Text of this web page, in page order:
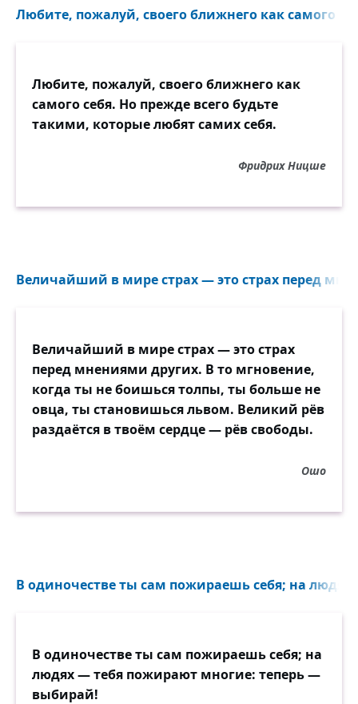
Любите, пожалуй, своего ближнего как самого
Любите, пожалуй, своего ближнего как
самого себя. Но прежде всего будьте
такими, которые любят самих себя.
Фридрих Ницше
Величайший в мире страх — это страх перед
Величайший в мире страх — это страх
перед мнениями других. В то мгновение,
когда ты не боишься толпы, ты больше не
овца, ты становишься львом. Великий рёв
раздаётся в твоём сердце — рёв свободы.
Ошо
В одиночестве ты сам пожираешь себя; на
В одиночестве ты сам пожираешь себя; на
людях — тебя пожирают многие: теперь —
выбирай!